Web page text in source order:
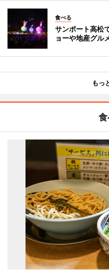
食べる
サンポート高松
ョーや地産グル
もっ